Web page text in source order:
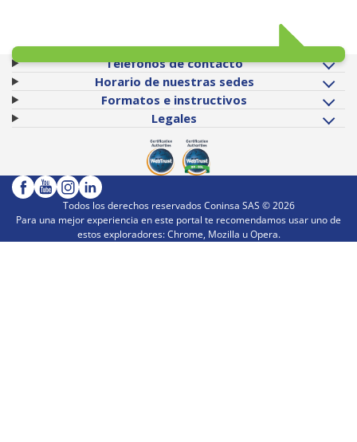
Teléfonos de contacto
Horario de nuestras sedes
Formatos e instructivos
Legales
Todos los derechos reservados Coninsa SAS ©2026
Para una mejor experiencia en este portal te recomendamos usar uno de
estos exploradores: Chrome, Mozilla u Opera.